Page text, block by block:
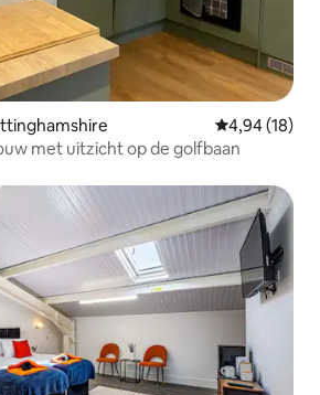
Gemiddelde
4,94 (18)
met uitzicht op de golfbaan